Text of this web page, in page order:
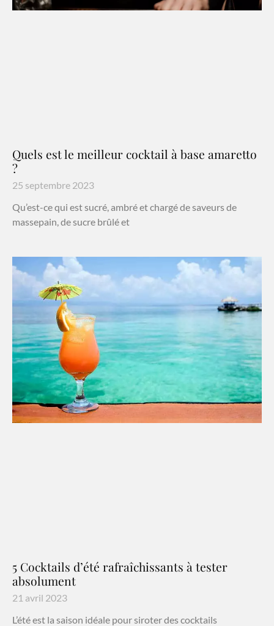
Quels est le meilleur cocktail à base amaretto
?
25 septembre 2023
Qu’est-ce qui est sucré, ambré et chargé de saveurs de
massepain, de sucre brûlé et
5 Cocktails d’été rafraîchissants à tester
absolument
21 avril 2023
L’été est la saison idéale pour siroter des cocktails